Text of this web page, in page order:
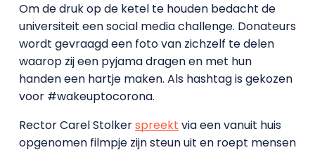
Om de druk op de ketel te houden bedacht de
universiteit een social media challenge. Donateurs
wordt gevraagd een foto van zichzelf te delen
waarop zij een pyjama dragen en met hun
handen een hartje maken. Als hashtag is gekozen
voor #wakeuptocorona.
Rector Carel Stolkerspreekt via een vanuit huis
opgenomen filmpje zijn steun uit en roept mensen